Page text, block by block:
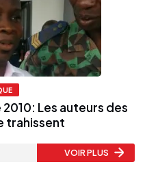
Les auteurs des
trahissent
VOIR PLUS